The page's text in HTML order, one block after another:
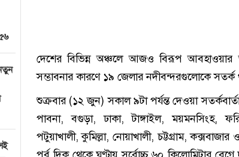
দেশের বিভিন্ন অঞ্চলে আজও বিরূপ আবহাওয়ার
সম্ভাবনার কারণে ১৯ জেলার নদীবন্দরগুলোকে
শুক্রবার (১২ জুন) সকাল ৯টা পর্যন্ত দেওয়া
পাবনা, বগুড়া, ঢাকা, টাঙ্গাইল, ময়মনসিংহ,
পটুয়াখালী, কুমিল্লা, নোয়াখালী, চট্টগ্রাম,